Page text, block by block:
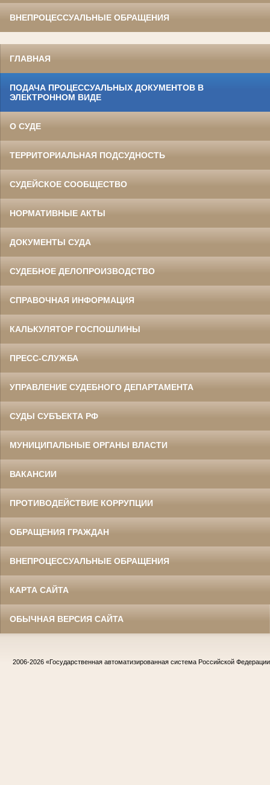
ВНЕПРОЦЕССУАЛЬНЫЕ ОБРАЩЕНИЯ
ГЛАВНАЯ
ПОДАЧА ПРОЦЕССУАЛЬНЫХ ДОКУМЕНТОВ В
ЭЛЕКТРОННОМ ВИДЕ
О СУДЕ
ТЕРРИТОРИАЛЬНАЯ ПОДСУДНОСТЬ
СУДЕЙСКОЕ СООБЩЕСТВО
НОРМАТИВНЫЕ АКТЫ
ДОКУМЕНТЫ СУДА
СУДЕБНОЕ ДЕЛОПРОИЗВОДСТВО
СПРАВОЧНАЯ ИНФОРМАЦИЯ
КАЛЬКУЛЯТОР ГОСПОШЛИНЫ
ПРЕСС-СЛУЖБА
УПРАВЛЕНИЕ СУДЕБНОГО ДЕПАРТАМЕНТА
СУДЫ СУБЪЕКТА РФ
МУНИЦИПАЛЬНЫЕ ОРГАНЫ ВЛАСТИ
ВАКАНСИИ
ПРОТИВОДЕЙСТВИЕ КОРРУПЦИИ
ОБРАЩЕНИЯ ГРАЖДАН
ВНЕПРОЦЕССУАЛЬНЫЕ ОБРАЩЕНИЯ
КАРТА САЙТА
ОБЫЧНАЯ ВЕРСИЯ САЙТА
2006-2026 «Государственная автоматизированная система Российской